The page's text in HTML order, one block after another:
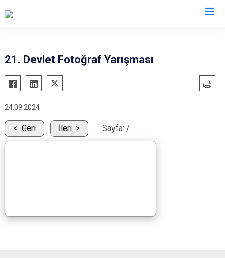
Gebze
Gölcük
Kandıra
Karamürsel
Körfez
Dilovası
İzmit
21. Devlet Fotoğraf Yarışması
24.09.2024
Geri İleri Sayfa: /